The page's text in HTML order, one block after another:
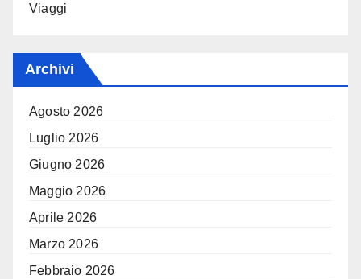
Viaggi
Archivi
Agosto 2026
Luglio 2026
Giugno 2026
Maggio 2026
Aprile 2026
Marzo 2026
Febbraio 2026